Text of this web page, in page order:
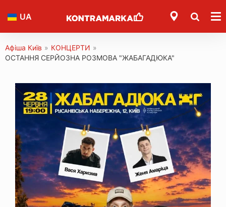
UA
Афіша Київ » КОНЦЕРТИ »
ОСТАННЯ СЕРЙОЗНА РОЗМОВА "ЖАБАГАДЮКА"